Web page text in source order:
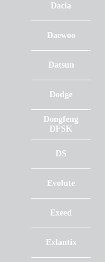
Dacia
Daewoo
Datsun
Dodge
Dongfeng
DFSK
DS
Evolute
Exeed
Exlantix